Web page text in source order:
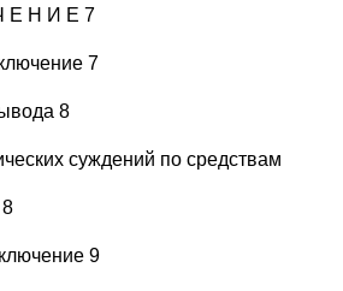
Е Н И Е 7
7
8
суждений по средствам
9